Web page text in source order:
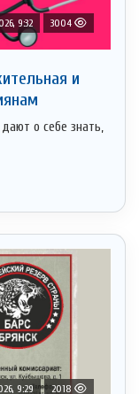
9:32 3004
и
о себе знать,
9:29 2018